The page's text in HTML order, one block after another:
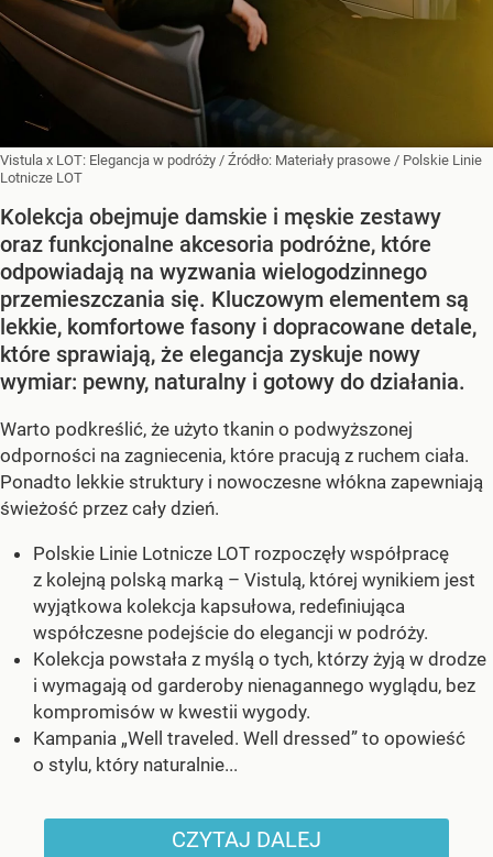
Vistula x LOT: Elegancja w podróży / Źródło: Materiały prasowe / Polskie Linie
Lotnicze LOT
Kolekcja obejmuje damskie i męskie zestawy
oraz funkcjonalne akcesoria podróżne, które
odpowiadają na wyzwania wielogodzinnego
przemieszczania się. Kluczowym elementem są
lekkie, komfortowe fasony i dopracowane detale,
które sprawiają, że elegancja zyskuje nowy
wymiar: pewny, naturalny i gotowy do działania.
Warto podkreślić, że użyto tkanin o podwyższonej
odporności na zagniecenia, które pracują z ruchem ciała.
Ponadto lekkie struktury i nowoczesne włókna zapewniają
świeżość przez cały dzień.
Polskie Linie Lotnicze LOT rozpoczęły współpracę
z kolejną polską marką – Vistulą, której wynikiem jest
wyjątkowa kolekcja kapsułowa, redefiniująca
współczesne podejście do elegancji w podróży.
Kolekcja powstała z myślą o tych, którzy żyją w drodze
i wymagają od garderoby nienagannego wyglądu, bez
kompromisów w kwestii wygody.
Kampania „Well traveled. Well dressed” to opowieść
o stylu, który naturalnie...
CZYTAJ DALEJ